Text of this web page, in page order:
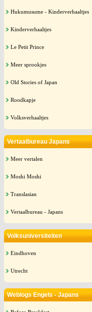
Hukumusume - Kinderverhaaltjes
Kinderverhaaltjes
Le Petit Prince
Meer sprookjes
Old Stories of Japan
Roodkapje
Volksverhaaltjes
Vertaalbureau Japans
Meer vertalen
Moshi Moshi
Translasian
Vertaalbureau - Japans
Volksuniversiteiten
Eindhoven
Utrecht
Weblogs Engels - Japans